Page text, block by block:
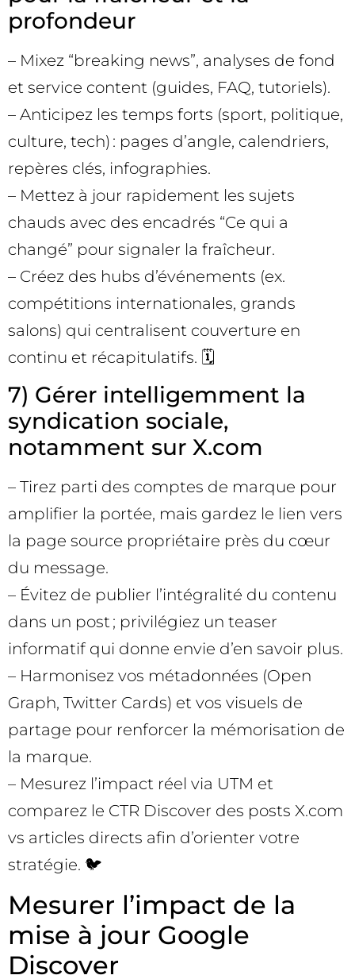
profondeur
– Mixez “breaking news”, analyses de fond
et service content (guides, FAQ, tutoriels).
– Anticipez les temps forts (sport, politique,
culture, tech) : pages d’angle, calendriers,
repères clés, infographies.
– Mettez à jour rapidement les sujets
chauds avec des encadrés “Ce qui a
changé” pour signaler la fraîcheur.
– Créez des hubs d’événements (ex.
compétitions internationales, grands
salons) qui centralisent couverture en
continu et récapitulatifs. 🗓️
7) Gérer intelligemment la
syndication sociale,
notamment sur X.com
– Tirez parti des comptes de marque pour
amplifier la portée, mais gardez le lien vers
la page source propriétaire près du cœur
du message.
– Évitez de publier l’intégralité du contenu
dans un post ; privilégiez un teaser
informatif qui donne envie d’en savoir plus.
– Harmonisez vos métadonnées (Open
Graph, Twitter Cards) et vos visuels de
partage pour renforcer la mémorisation de
la marque.
– Mesurez l’impact réel via UTM et
comparez le CTR Discover des posts X.com
vs articles directs afin d’orienter votre
stratégie. 🐦
Mesurer l’impact de la
mise à jour Google
Discover